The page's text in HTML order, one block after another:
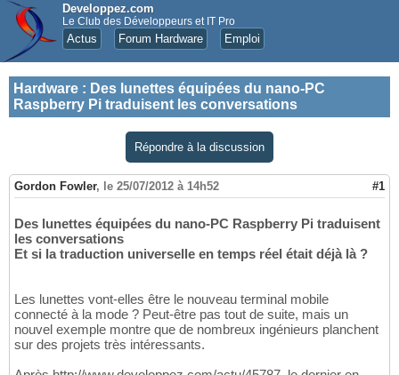
Developpez.com
Le Club des Développeurs et IT Pro
Actus Forum Hardware Emploi
Hardware : Des lunettes équipées du nano-PC
Raspberry Pi traduisent les conversations
Répondre à la discussion
Gordon Fowler, le 25/07/2012 à 14h52 #1
Des lunettes équipées du nano-PC Raspberry Pi traduisent
les conversations
Et si la traduction universelle en temps réel était déjà là ?
Les lunettes vont-elles être le nouveau terminal mobile
connecté à la mode ? Peut-être pas tout de suite, mais un
nouvel exemple montre que de nombreux ingénieurs planchent
sur des projets très intéressants.